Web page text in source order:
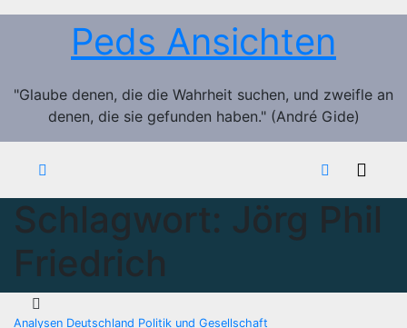
Zum
Peds Ansichten
"Glaube denen, die die Wahrheit suchen, und zweifle an
denen, die sie gefunden haben." (André Gide)
Schlagwort: Jörg Phil
Friedrich
Analysen Deutschland Politik und Gesellschaft